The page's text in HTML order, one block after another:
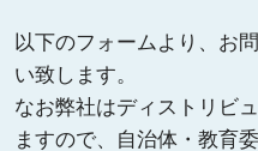
以下のフォームより、お
い致します。
なお弊社はディストリビ
ますので、自治体・教育